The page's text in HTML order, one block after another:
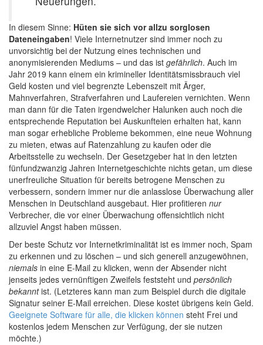
In diesem Sinne: Hüten sie sich vor allzu sorglosen
Dateneingaben! Viele Internetnutzer sind immer noch zu
unvorsichtig bei der Nutzung eines technischen und
anonymisierenden Mediums – und das ist gefährlich. Auch im
Jahr 2019 kann einem ein krimineller Identitätsmissbrauch viel
Geld kosten und viel begrenzte Lebenszeit mit Ärger,
Mahnverfahren, Strafverfahren und Laufereien vernichten. Wenn
man dann für die Taten irgendwelcher Halunken auch noch die
entsprechende Reputation bei Auskunfteien erhalten hat, kann
man sogar erhebliche Probleme bekommen, eine neue Wohnung
zu mieten, etwas auf Ratenzahlung zu kaufen oder die
Arbeitsstelle zu wechseln. Der Gesetzgeber hat in den letzten
fünfundzwanzig Jahren Internetgeschichte nichts getan, um diese
unerfreuliche Situation für bereits betrogene Menschen zu
verbessern, sondern immer nur die anlasslose Überwachung aller
Menschen in Deutschland ausgebaut. Hier profitieren nur
Verbrecher, die vor einer Überwachung offensichtlich nicht
allzuviel Angst haben müssen.
Der beste Schutz vor Internetkriminalität ist es immer noch, Spam
zu erkennen und zu löschen – und sich generell anzugewöhnen,
niemals in eine E-Mail zu klicken, wenn der Absender nicht
jenseits jedes vernünftigen Zweifels feststeht und persönlich
bekanntist. (Letzteres kann man zum Beispiel durch die digitale
Signatur seiner E-Mail erreichen. Diese kostet übrigens kein Geld.
Geeignete Software für alle, die klicken können steht Frei und
kostenlos jedem Menschen zur Verfügung, der sie nutzen
möchte.)